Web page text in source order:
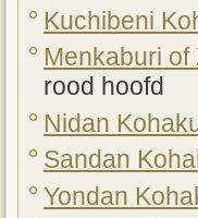
Kuchibeni
Menkaburi
rood hoofd
Nidan
Sandan
Yondan